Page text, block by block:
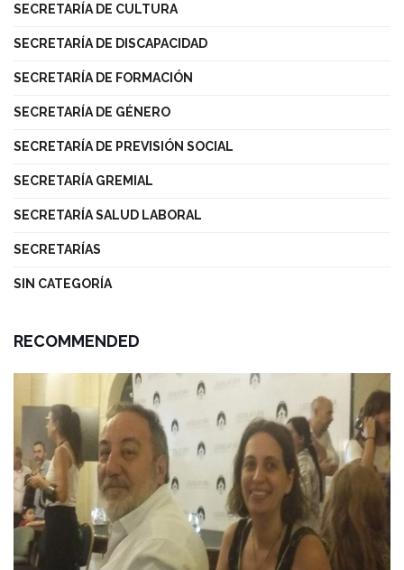
SECRETARÍA DE CULTURA
SECRETARÍA DE DISCAPACIDAD
SECRETARÍA DE FORMACIÓN
SECRETARÍA DE GÉNERO
SECRETARÍA DE PREVISIÓN SOCIAL
SECRETARÍA GREMIAL
SECRETARÍA SALUD LABORAL
SECRETARÍAS
SIN CATEGORÍA
RECOMMENDED